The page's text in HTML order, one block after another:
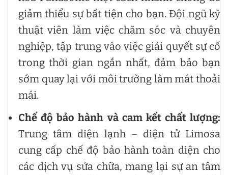
giảm thiểu sự bất tiện cho bạn. Đội ngũ kỹ
thuật viên làm việc chăm sóc và chuyên
nghiệp, tập trung vào việc giải quyết sự cố
trong thời gian ngắn nhất, đảm bảo bạn
sớm quay lại với môi trường làm mát thoải
mái.
Chế độ bảo hành và cam kết chất lượng:
Trung tâm điện lạnh – điện tử Limosa
cung cấp chế độ bảo hành toàn diện cho
các dịch vụ sửa chữa, mang lại sự an tâm